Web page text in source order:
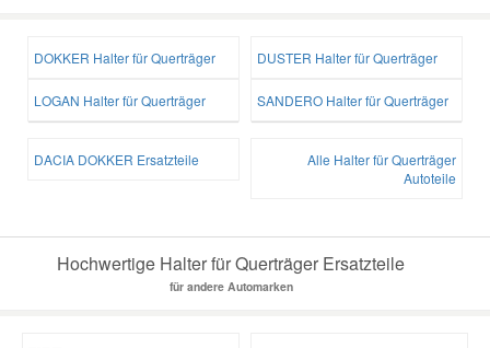
DOKKER Halter für Querträger DUSTER Halter für Querträger
LOGAN Halter für Querträger SANDERO Halter für Querträger
DACIA DOKKER Ersatzteile
Alle Halter für Querträger
Autoteile
Hochwertige Halter für Querträger Ersatzteile
für andere Automarken